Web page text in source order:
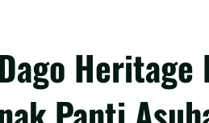
Heritage